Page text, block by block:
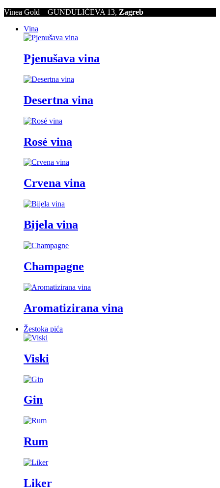
Vinea Gold – GUNDULIĆEVA 13, Zagreb
Vina
Pjenušava vina
Desertna vina
Rosé vina
Crvena vina
Bijela vina
Champagne
Aromatizirana vina
Žestoka pića
Viski
Gin
Rum
Liker